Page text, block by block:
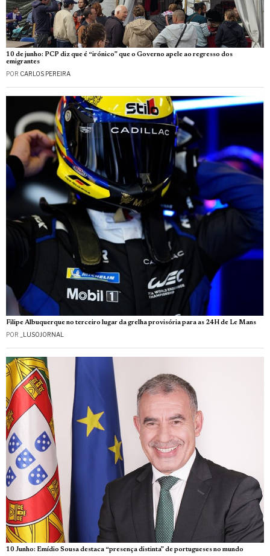
10 de junho: PCP diz que é “irónico” que o Governo apele ao regresso dos
emigrantes
POR CARLOS PEREIRA
Filipe Albuquerque no terceiro lugar da grelha provisória para as 24H de Le Mans
POR _LUSOJORNAL
10 Junho: Emídio Sousa destaca “presença distinta” de portugueses no mundo